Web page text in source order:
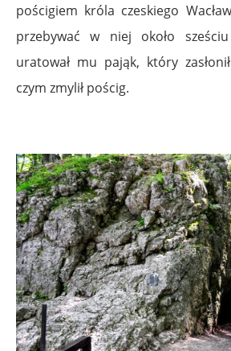
pościgiem króla czeskiego
przebywać w niej około
uratował mu pająk, który
czym zmylił pościg.